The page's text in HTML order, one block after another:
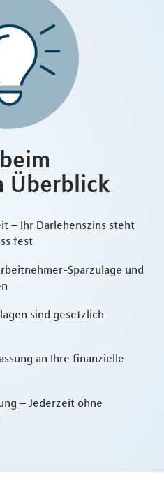
Überblick
– Ihr Darlehenszins steht
fest
Sparzulage und
sind gesetzlich
an Ihre finanzielle
– Jederzeit ohne